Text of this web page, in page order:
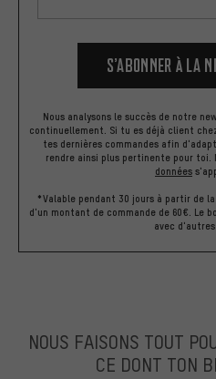
S’abonner à la
Nous analysons le succès de notre
continuellement. Si tu es déjà client
tes dernières commandes afin
rendre ainsi plus pertinente pour toi.
données
*Valable pendant 30 jours à partir de
d'un montant de commande de 60€. Le
avec
NOUS FAISONS TOUT
CE DONT TON